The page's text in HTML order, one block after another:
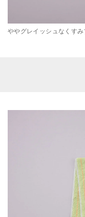
ややグレイッシュなくす